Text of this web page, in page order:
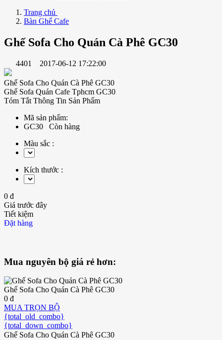
Trang chủ
Bàn Ghế Cafe
Ghế Sofa Cho Quán Cà Phê GC30
4401 2017-06-12 17:22:00
Ghế Sofa Cho Quán Cà Phê GC30
Ghế Sofa Quán Cafe Tphcm GC30
Tóm Tắt Thông Tin Sản Phẩm
Mã sản phẩm:
GC30 Còn hàng
Màu sắc :
Kích thước :
0 đ
Giá trước đây
Tiết kiệm
Đặt hàng
Mua nguyên bộ giá rẻ hơn:
Ghế Sofa Cho Quán Cà Phê GC30
0 đ
MUA TRỌN BỘ
{total_old_combo}
{total_down_combo}
Ghế Sofa Cho Quán Cà Phê GC30